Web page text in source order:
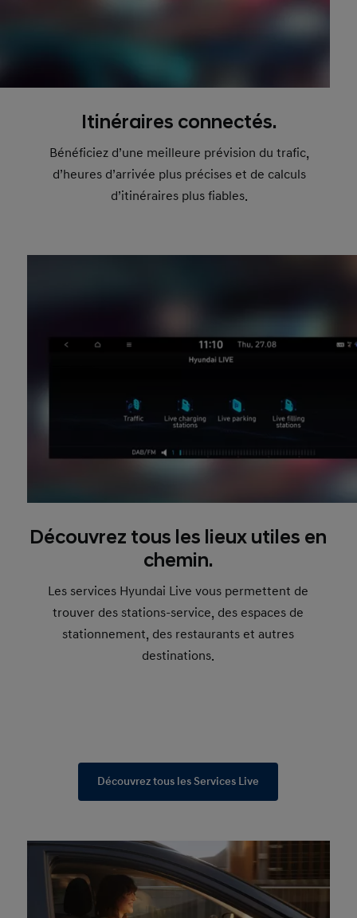
Itinéraires connectés.
Bénéficiez d’une meilleure prévision du trafic,
d’heures d’arrivée plus précises et de calculs
d’itinéraires plus fiables.
Découvrez tous les lieux utiles en
chemin.
Les services Hyundai Live vous permettent de
trouver des stations-service, des espaces de
stationnement, des restaurants et autres
destinations.
Découvrez tous les Services Live